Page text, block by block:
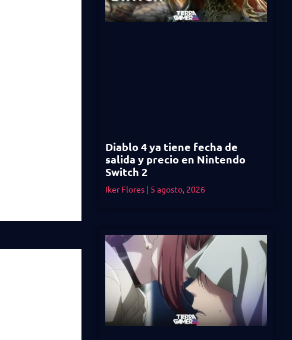
Diablo 4 ya tiene fecha de
salida y precio en Nintendo
Switch 2
Iker Flores 5 agosto, 2026